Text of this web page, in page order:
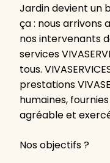
Jardin devient un
ça : nous arrivons
nos intervenants
services
tous.
prestations
humaines,
agréable et
Nos objectifs ?